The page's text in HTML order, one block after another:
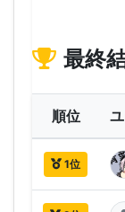
最終
順位
1位